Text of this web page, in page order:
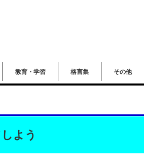
教育・学習 格言集 その他
よう